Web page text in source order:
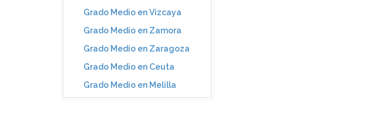
Grado Medio en Vizcaya
Grado Medio en Zamora
Grado Medio en Zaragoza
Grado Medio en Ceuta
Grado Medio en Melilla